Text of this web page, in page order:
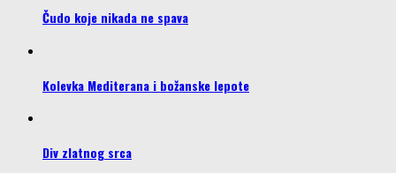
Čudo koje nikada ne spava
Kolevka Mediterana i božanske lepote
Div zlatnog srca